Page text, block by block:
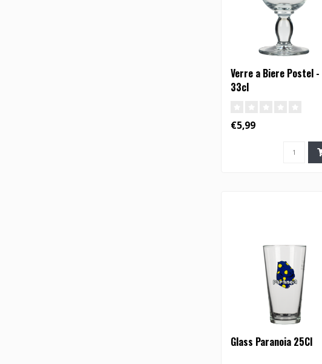
Verre a Biere Postel -
33cl
€5,99
Glass Paranoia 25Cl